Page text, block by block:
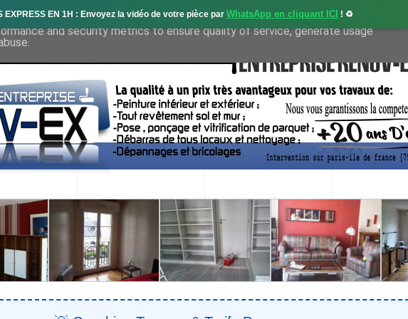
EXPRESS EN 1H : Envoyez la vidéo de votre pièce par WhatsApp en cliquant ICI ! ♻️
its services and to analyze traffic. Your IP address and user-agent
and security metrics to ensure quality of service, generate usage